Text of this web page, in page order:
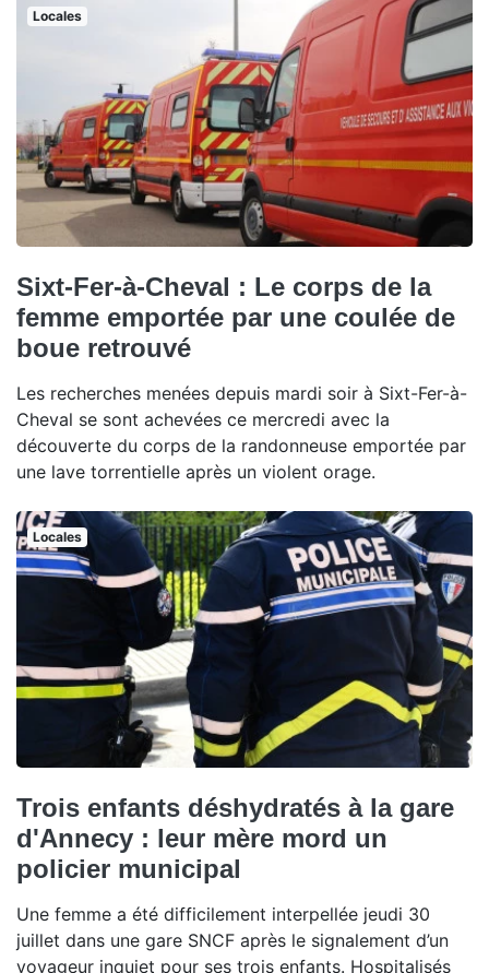
Locales
Sixt-Fer-à-Cheval : Le corps de la
femme emportée par une coulée de
boue retrouvé
Les recherches menées depuis mardi soir à Sixt-Fer-à-
Cheval se sont achevées ce mercredi avec la
découverte du corps de la randonneuse emportée par
une lave torrentielle après un violent orage.
Locales
Trois enfants déshydratés à la gare
d'Annecy : leur mère mord un
policier municipal
Une femme a été difficilement interpellée jeudi 30
juillet dans une gare SNCF après le signalement d’un
voyageur inquiet pour ses trois enfants. Hospitalisés